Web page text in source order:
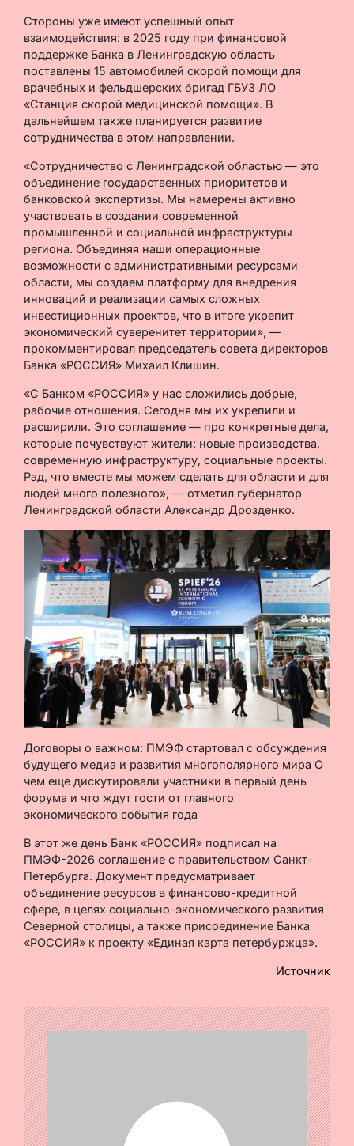
Стороны уже имеют успешный опыт
взаимодействия: в 2025 году при финансовой
поддержке Банка в Ленинградскую область
поставлены 15 автомобилей скорой помощи для
врачебных и фельдшерских бригад ГБУЗ ЛО
«Станция скорой медицинской помощи». В
дальнейшем также планируется развитие
сотрудничества в этом направлении.
«Сотрудничество с Ленинградской областью — это
объединение государственных приоритетов и
банковской экспертизы. Мы намерены активно
участвовать в создании современной
промышленной и социальной инфраструктуры
региона. Объединяя наши операционные
возможности с административными ресурсами
области, мы создаем платформу для внедрения
инноваций и реализации самых сложных
инвестиционных проектов, что в итоге укрепит
экономический суверенитет территории», —
прокомментировал председатель совета директоров
Банка «РОССИЯ» Михаил Клишин.
«С Банком «РОССИЯ» у нас сложились добрые,
рабочие отношения. Сегодня мы их укрепили и
расширили. Это соглашение — про конкретные дела,
которые почувствуют жители: новые производства,
современную инфраструктуру, социальные проекты.
Рад, что вместе мы можем сделать для области и для
людей много полезного», — отметил губернатор
Ленинградской области Александр Дрозденко.
Договоры о важном: ПМЭФ стартовал с обсуждения
будущего медиа и развития многополярного мира О
чем еще дискутировали участники в первый день
форума и что ждут гости от главного
экономического события года
В этот же день Банк «РОССИЯ» подписал на
ПМЭФ-2026 соглашение с правительством Санкт-
Петербурга. Документ предусматривает
объединение ресурсов в финансово-кредитной
сфере, в целях социально-экономического развития
Северной столицы, а также присоединение Банка
«РОССИЯ» к проекту «Единая карта петербуржца».
Источник